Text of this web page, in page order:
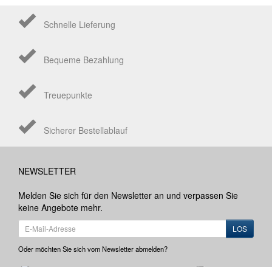
Schnelle Lieferung
Bequeme Bezahlung
Treuepunkte
Sicherer Bestellablauf
NEWSLETTER
Melden Sie sich für den Newsletter an und verpassen Sie
keine Angebote mehr.
LOS
Oder möchten Sie sich vom Newsletter abmelden?